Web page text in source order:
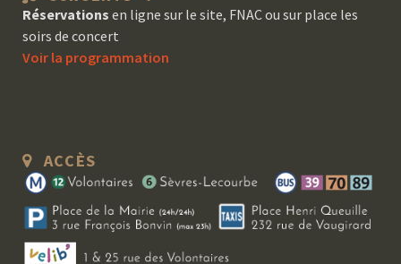
Réservations en ligne sur le site, FNAC ou sur place les
soirs de concert
Voir la programmation
ACCÈS